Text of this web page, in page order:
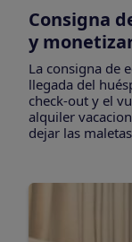
Consigna
y
La consigna de
llegada del
check-out y el
alquiler
dejar las